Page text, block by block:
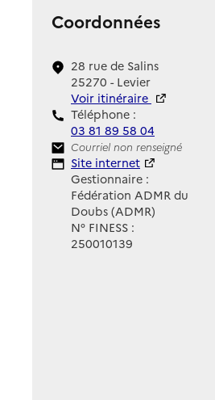
Coordonnées
28 rue de Salins
25270 - Levier
Voir itinéraire
Téléphone :
03 81 89 58 04
Contact
Courriel non renseigné
Site Internet
Site internet
Gestionnaire :
Fédération ADMR du
Doubs (ADMR)
N° FINESS :
250010139